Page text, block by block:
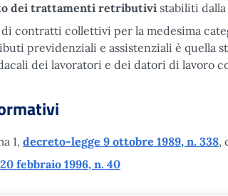
dei trattamenti retributivi stabiliti
contratti collettivi per la medesima
previdenziali e assistenziali è quella
dei lavoratori e dei datori di lavoro
1, decreto-legge 9 ottobre 1989, n. 338,
febbraio 1996, n. 40